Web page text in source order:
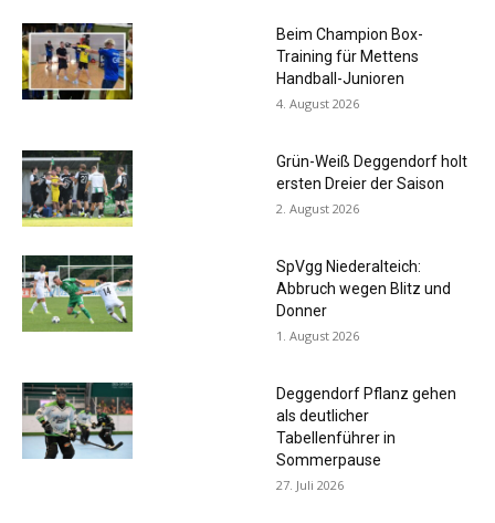
Beim Champion Box-
Training für Mettens
Handball-Junioren
4. August 2026
Grün-Weiß Deggendorf holt
ersten Dreier der Saison
2. August 2026
SpVgg Niederalteich:
Abbruch wegen Blitz und
Donner
1. August 2026
Deggendorf Pflanz gehen
als deutlicher
Tabellenführer in
Sommerpause
27. Juli 2026